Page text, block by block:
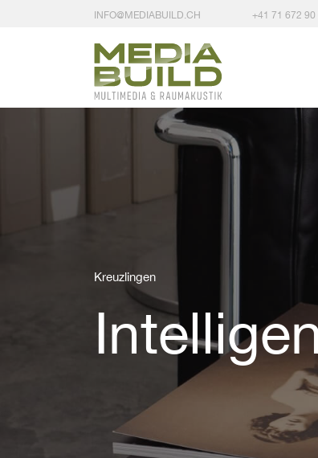
INFO@MEDIABUILD.CH +41 71 672 90
Kreuzlingen